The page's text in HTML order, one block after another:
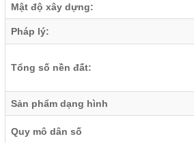
Mật độ xây dựng:
Pháp lý:
Tổng số nền đất:
Sản phẩm dạng hình
Quy mô dân số